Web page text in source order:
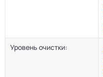
Уровень очистки: